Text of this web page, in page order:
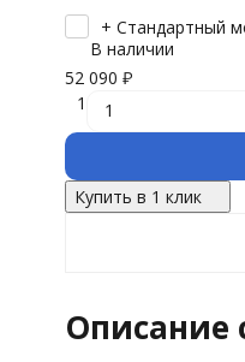
+ Стандартный
В наличии
52 090 ₽
1
Купить в 1 клик
Описание